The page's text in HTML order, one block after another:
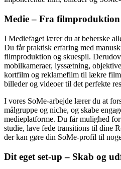
Medie – Fra filmproduktion
I Mediefaget lærer du at beherske
Du får praktisk erfaring med
filmproduktion og skuespil.
mobilkameraer, lyssætning,
kortfilm og reklamefilm til lækre
billeder og videoer til det perfekte
I vores SoMe-arbejde lærer du at
målgruppe og niche, og skabe
medieplatforme. Du får mulighed
studie, lave fede transitions til dine
der kan gøre din SoMe-profil til
Dit eget set-up – Skab og